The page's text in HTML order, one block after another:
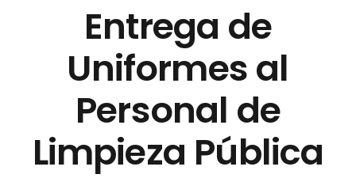
Entrega de
Uniformes al
Personal de
Limpieza Pública